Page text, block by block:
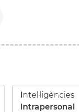
Intel·ligències
Intrapersonal